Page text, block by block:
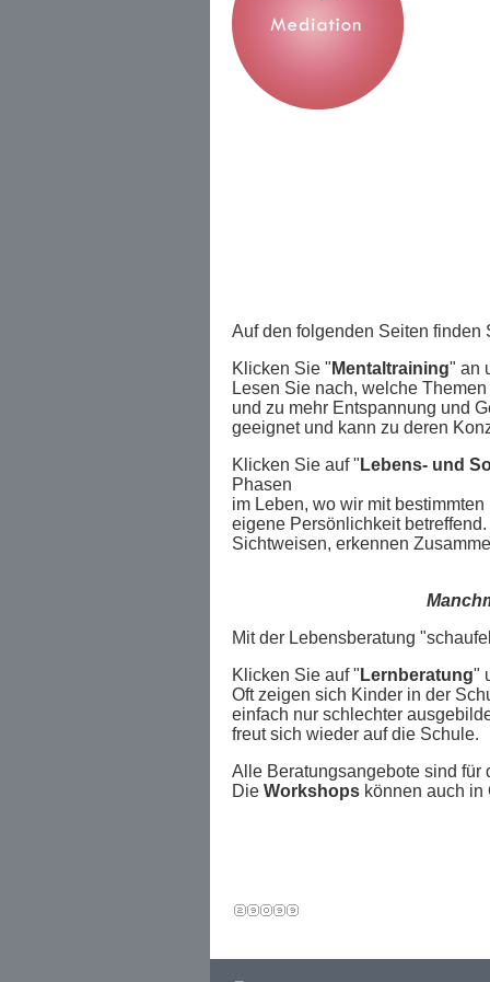
Auf den folgenden Seiten finden
Klicken Sie " Mentaltraining" an
Lesen Sie nach, welche
und zu mehr Entspannung und
geeignet und kann zu deren
Klicken Sie auf " Lebens- und
Phasen
im Leben, wo wir mit
eigene Persönlichkeit
Sichtweisen, erkennen
Mit der Lebensberatung
Klicken Sie auf " Lernberatung"
Oft zeigen sich Kinder in der
einfach nur schlechter
freut sich wieder auf die Schule.
Alle Beratungsangebote sind für
Die Workshops können auch in